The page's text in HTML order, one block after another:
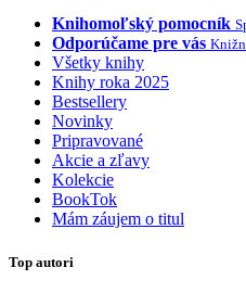
Knihomoľský pomocník
Odporúčame pre vás
Všetky knihy
Knihy roka 2025
Bestsellery
Novinky
Pripravované
Akcie a zľavy
Kolekcie
BookTok
Mám záujem o titul
Top autori